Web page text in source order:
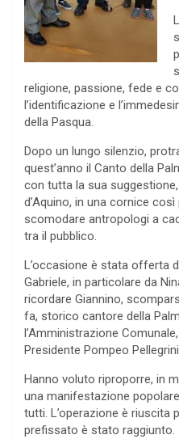
religione, passione, fede e
l’identificazione e
della Pasqua.
Dopo un lungo silenzio,
quest’anno il Canto della
con tutta la sua
d’Aquino, in una cornice
scomodare antropologi a
tra il pubblico.
L’occasione è stata offerta
Gabriele, in particolare da
ricordare Giannino,
fa, storico cantore della
l’Amministrazione
Presidente Pompeo
Hanno voluto riproporre, in
una manifestazione
tutti. L’operazione è riuscita
prefissato è stato